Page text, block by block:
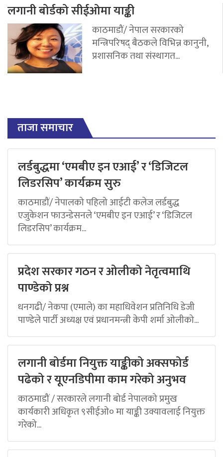
लगानी बोर्डको सीईओमा याङ्की
काठमाडौं/ नेपाल सरकारको
मन्त्रिपरिषद् बैठकले विभिन्न कानुनी,
प्रशासनिक तथा संस्थागत...
ताजा समाचार
लर्डबुद्धमा ‘एमबीए इन एआई’ र ‘डिजिटल
लिडरसिप’ कार्यक्रम सुरु
काठमाडौं/ नेपालको पहिलो आईटी कलेज लर्डबुद्ध
एजुकेशन फाउन्डेसनले ‘एमबीए इन एआई’ र ‘डिजिटल
लिडरसिप’ कार्यक्रम...
प्रदेश सरकार गठन र ओलीको नेतृत्वमाथि
पाण्डेको प्रश्न
धनगढी/ नेकपा (एमाले) का महाधिवेशन प्रतिनिधि डेजी
पाण्डेले पार्टी अध्यक्ष एवं प्रधानमन्त्री केपी शर्मा ओलीको...
लगानी बोर्डमा नियुक्त याङ्कीको अक्सफोर्ड
पढेको र यूएनडिपीमा काम गरेको अनुभव
काठमाडौं / सरकारले लगानी बोर्ड नेपालको प्रमुख
कार्यकारी अधिकृत ९सीईओ० मा याङ्की उक्यावलाई नियुक्त
गरेको...